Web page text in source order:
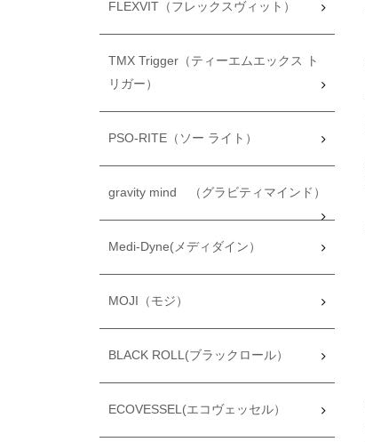
FLEXVIT（フレックスヴィット）
TMX Trigger（ティーエムエックス ト
リガー）
PSO-RITE（ソー ライト）
gravity mind （グラビティマインド）
Medi-Dyne(メディダイン）
MOJI（モジ）
BLACK ROLL(ブラックロール）
ECOVESSEL(エコヴェッセル）